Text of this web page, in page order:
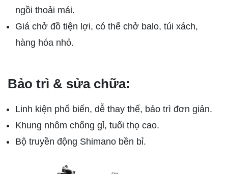
ngồi thoải mái.
Giá chở đồ tiện lợi, có thể chở balo, túi xách,
hàng hóa nhỏ.
Bảo trì & sửa chữa:
Linh kiện phổ biến, dễ thay thế, bảo trì đơn giản.
Khung nhôm chống gỉ, tuổi thọ cao.
Bộ truyền động Shimano bền bỉ.